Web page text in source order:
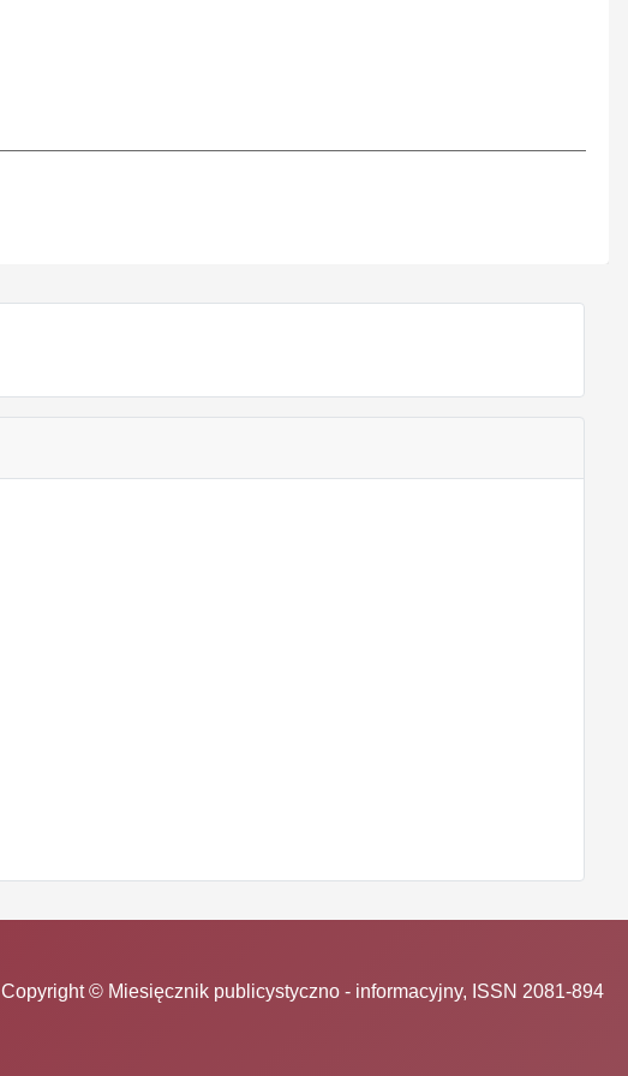
Copyright © Miesięcznik publicystyczno - informacyjny, ISSN 2081-894